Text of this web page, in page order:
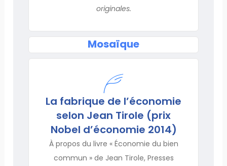
originales.
Mosaïque
La fabrique de l’économie
selon Jean Tirole (prix
Nobel d’économie 2014)
À propos du livre « Économie du bien
commun » de Jean Tirole, Presses